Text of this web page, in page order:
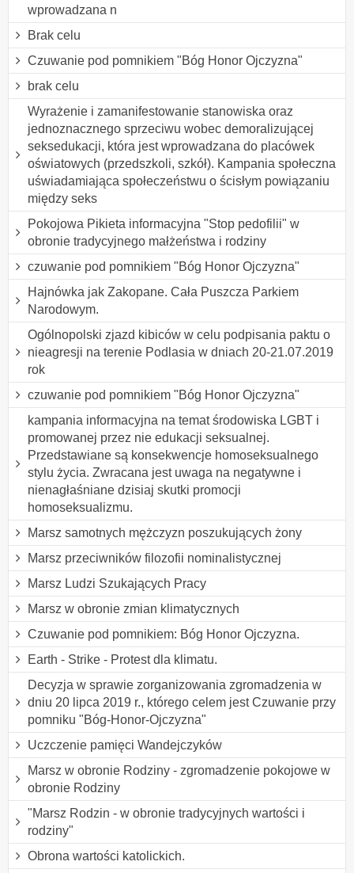
wprowadzana n
Brak celu
Czuwanie pod pomnikiem "Bóg Honor Ojczyzna"
brak celu
Wyrażenie i zamanifestowanie stanowiska oraz
jednoznacznego sprzeciwu wobec demoralizującej
seksedukacji, która jest wprowadzana do placówek
oświatowych (przedszkoli, szkół). Kampania społeczna
uświadamiająca społeczeństwu o ścisłym powiązaniu
między seks
Pokojowa Pikieta informacyjna "Stop pedofilii" w
obronie tradycyjnego małżeństwa i rodziny
czuwanie pod pomnikiem "Bóg Honor Ojczyzna"
Hajnówka jak Zakopane. Cała Puszcza Parkiem
Narodowym.
Ogólnopolski zjazd kibiców w celu podpisania paktu o
nieagresji na terenie Podlasia w dniach 20-21.07.2019
rok
czuwanie pod pomnikiem "Bóg Honor Ojczyzna"
kampania informacyjna na temat środowiska LGBT i
promowanej przez nie edukacji seksualnej.
Przedstawiane są konsekwencje homoseksualnego
stylu życia. Zwracana jest uwaga na negatywne i
nienagłaśniane dzisiaj skutki promocji
homoseksualizmu.
Marsz samotnych mężczyzn poszukujących żony
Marsz przeciwników filozofii nominalistycznej
Marsz Ludzi Szukających Pracy
Marsz w obronie zmian klimatycznych
Czuwanie pod pomnikiem: Bóg Honor Ojczyzna.
Earth - Strike - Protest dla klimatu.
Decyzja w sprawie zorganizowania zgromadzenia w
dniu 20 lipca 2019 r., którego celem jest Czuwanie przy
pomniku "Bóg-Honor-Ojczyzna"
Uczczenie pamięci Wandejczyków
Marsz w obronie Rodziny - zgromadzenie pokojowe w
obronie Rodziny
"Marsz Rodzin - w obronie tradycyjnych wartości i
rodziny"
Obrona wartości katolickich.